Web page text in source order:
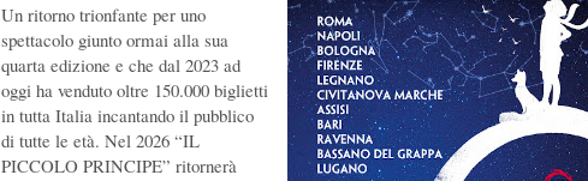
Un ritorno trionfante per uno
spettacolo giunto ormai alla sua
quarta edizione e che dal 2023 ad
oggi ha venduto oltre 150.000 biglietti
in tutta Italia incantando il pubblico
di tutte le età. Nel 2026 “IL
PICCOLO PRINCIPE” ritornerà